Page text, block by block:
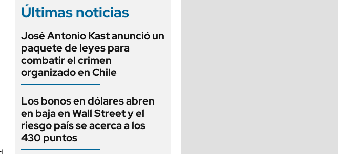
Últimas noticias
José Antonio Kast anunció un
paquete de leyes para
combatir el crimen
organizado en Chile
Los bonos en dólares abren
en baja en Wall Street y el
riesgo país se acerca a los
430 puntos